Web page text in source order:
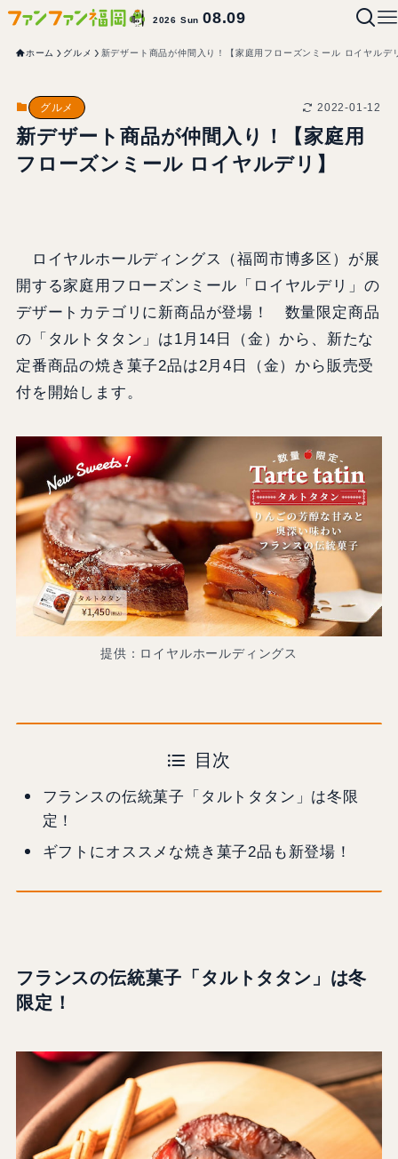
2026 Sun08.09
ホーム グルメ 新デザート商品が仲間入り！【家庭用フローズンミール ロイヤルデ
グルメ 2022-01-12
新デザート商品が仲間入り！【家庭用
フローズンミール ロイヤルデリ】
ロイヤルホールディングス（福岡市博多区）が展
開する家庭用フローズンミール「ロイヤルデリ」の
デザートカテゴリに新商品が登場！ 数量限定商品
の「タルトタタン」は1月14日（金）から、新たな
定番商品の焼き菓子2品は2月4日（金）から販売受
付を開始します。
提供：ロイヤルホールディングス
目次
フランスの伝統菓子「タルトタタン」は冬限
定！
ギフトにオススメな焼き菓子2品も新登場！
フランスの伝統菓子「タルトタタン」は冬
限定！